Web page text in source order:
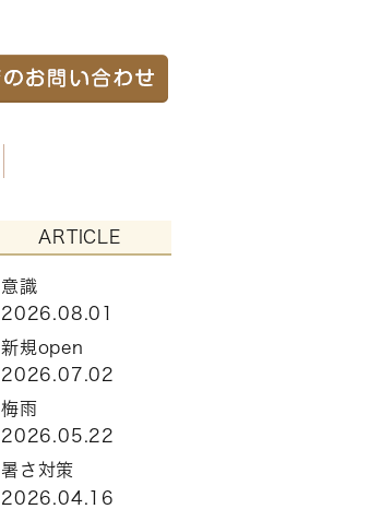
ARTICLE
意識
2026.08.01
新規open
2026.07.02
梅雨
2026.05.22
暑さ対策
2026.04.16